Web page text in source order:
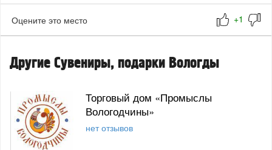
Оцените это место
Другие Сувениры, подарки Вологды
Торговый дом «Промыслы
Вологодчины»
нет отзывов